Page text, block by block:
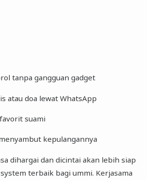
tanpa gangguan gadget
atau doa lewat WhatsApp
suami
kepulangannya
dihargai dan dicintai akan lebih siap
terbaik bagi ummi. Kerjasama